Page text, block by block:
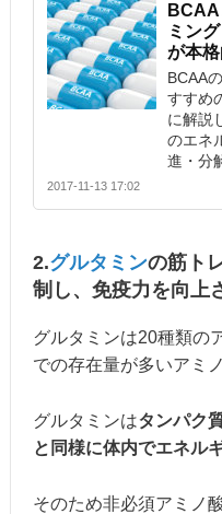
BCAA
ミン
が本
BCAA
すすめ
に解説
のエネ
進・分
2017-11-13 17:02
2.グルタミンの筋ト
制し、免疫力を向上
グルタミンは20種類の
での存在量が多いアミ
グルタミンはタンパク
と同様に体内でエネル
そのため非必須アミノ